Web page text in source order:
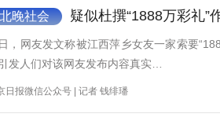
北晚社会 疑似杜撰“1888万彩礼”
，网友发文称被江西萍乡女友一家索要
发人们对该网友发布内容真实…
日报微信公众号 | 记者 钱绯璠